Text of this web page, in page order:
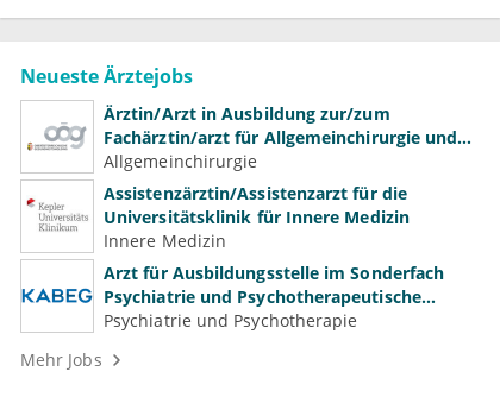
Neueste Ärztejobs
Ärztin/Arzt in Ausbildung zur/zum
Fachärztin/arzt für Allgemeinchirurgie und
Gefäßchirurgie
Allgemeinchirurgie
Assistenzärztin/Assistenzarzt für die
Universitätsklinik für Innere Medizin
Innere Medizin
Arzt für Ausbildungsstelle im Sonderfach
Psychiatrie und Psychotherapeutische
Medizin (m/w/d)
Psychiatrie und Psychotherapie
Mehr Jobs